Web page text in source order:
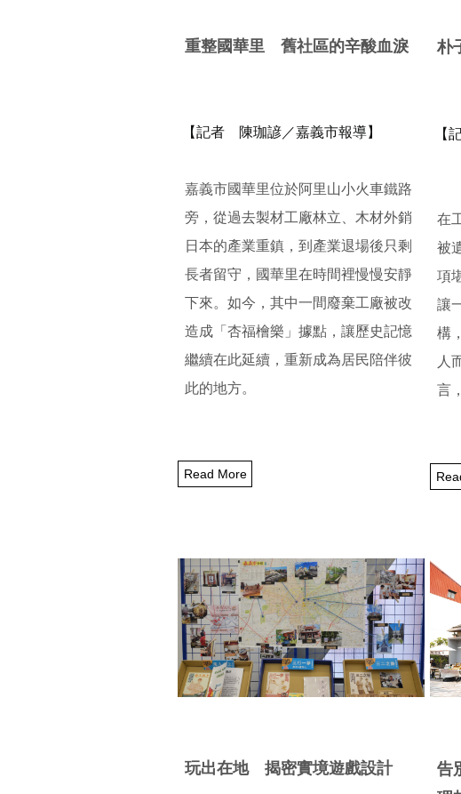
重整國華里 舊社區的辛酸血淚
【記者 陳珈諺／嘉義市報導】
嘉義市國華里位於阿里山小火車鐵路
旁，從過去製材工廠林立、 木材外銷
日本的產業重鎮，到產業退場後只剩
長者留守， 國華里在時間裡慢慢安靜
下來。如今，其中一間廢棄工廠被改
造成「 杏福檜樂」據點，讓歷史記憶
繼續在此延續， 重新成為居民陪伴彼
此的地方。
Read More
朴
【
在
被
項
讓
構，
人
言
玩出在地 揭密實境遊戲設計
告